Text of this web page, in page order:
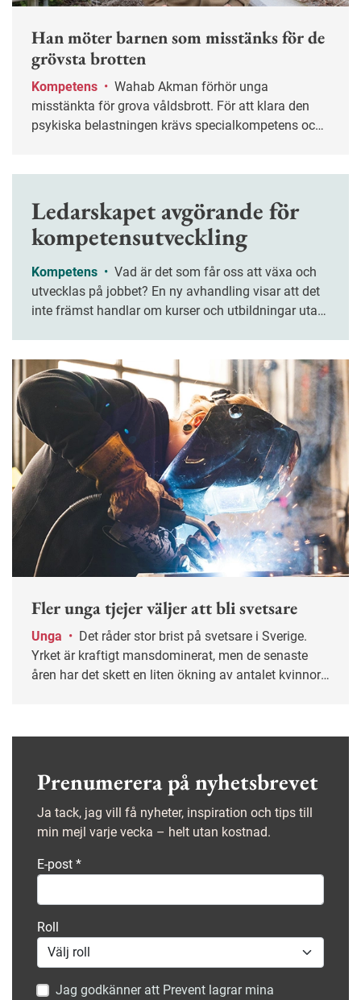
Han möter barnen som misstänks för de
grövsta brotten
Kompetens •
misstänkta för grova våldsbrott. För att klara den
psykiska belastningen krävs specialkompetens och
Ledarskapet avgörande för
kompetensutveckling
Kompetens •
utvecklas på jobbet? En ny avhandling visar att det
inte främst handlar om kurser och utbildningar utan
Fler unga tjejer väljer att bli svetsare
Unga •
Yrket är kraftigt mansdominerat, men de senaste
åren har det skett en liten ökning av antalet kvinnor.
Prenumerera på nyhetsbrevet
Ja tack, jag vill få nyheter, inspiration och tips till
min mejl varje vecka – helt utan kostnad.
E-post *
Roll
Jag godkänner att Prevent lagrar mina